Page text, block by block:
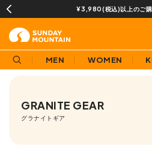
13時までのご注文で
MEN WOMEN
GRANITE GEAR
グラナイトギア